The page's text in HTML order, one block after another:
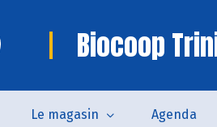
Biocoop
Le magasin Agenda